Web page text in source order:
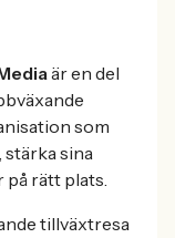
är en del
som
stärka sina
rätt plats.
tillväxtresa